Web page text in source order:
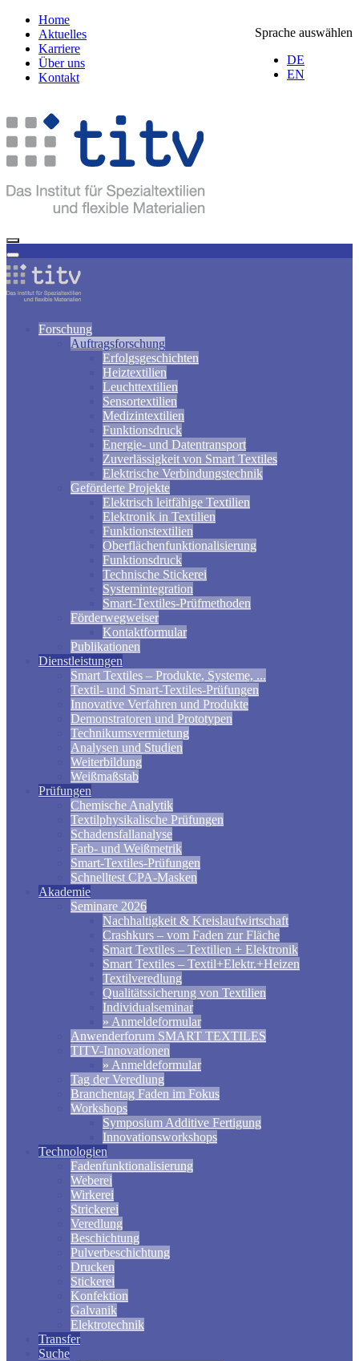
Sprache auswählen
DE
EN
Home
Aktuelles
Karriere
Über uns
Kontakt
Forschung
Auftragsforschung
Erfolgsgeschichten
Heiztextilien
Leuchttextilien
Sensortextilien
Medizintextilien
Funktionsdruck
Energie- und Datentransport
Zuverlässigkeit von Smart Textiles
Elektrische Verbindungstechnik
Geförderte Projekte
Elektrisch leitfähige Textilien
Elektronik in Textilien
Funktionstextilien
Oberflächenfunktionalisierung
Funktionsdruck
Technische Stickerei
Systemintegration
Smart-Textiles-Prüfmethoden
Förderwegweiser
Kontaktformular
Publikationen
Dienstleistungen
Smart Textiles – Produkte, Systeme, ...
Textil- und Smart-Textiles-Prüfungen
Innovative Verfahren und Produkte
Demonstratoren und Prototypen
Technikumsvermietung
Analysen und Studien
Weiterbildung
Weißmaßstab
Prüfungen
Chemische Analytik
Textilphysikalische Prüfungen
Schadensfallanalyse
Farb- und Weißmetrik
Smart-Textiles-Prüfungen
Schnelltest CPA-Masken
Akademie
Seminare 2026
Nachhaltigkeit & Kreislaufwirtschaft
Crashkurs – vom Faden zur Fläche
Smart Textiles – Textilien + Elektronik
Smart Textiles – Textil+Elektr.+Heizen
Textilveredlung
Qualitätssicherung von Textilien
Individualseminar
» Anmeldeformular
Anwenderforum SMART TEXTILES
TITV-Innovationen
» Anmeldeformular
Tag der Veredlung
Branchentag Faden im Fokus
Workshops
Symposium Additive Fertigung
Innovationsworkshops
Technologien
Fadenfunktionalisierung
Weberei
Wirkerei
Strickerei
Veredlung
Beschichtung
Pulverbeschichtung
Drucken
Stickerei
Konfektion
Galvanik
Elektrotechnik
Transfer
Suche